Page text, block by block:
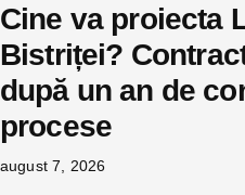
Cine va proiecta
Bistriței?
după un an de
procese
august 7, 2026